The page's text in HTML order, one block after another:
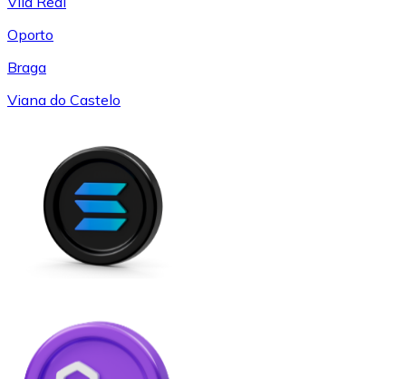
Oporto
Braga
Viana do Castelo